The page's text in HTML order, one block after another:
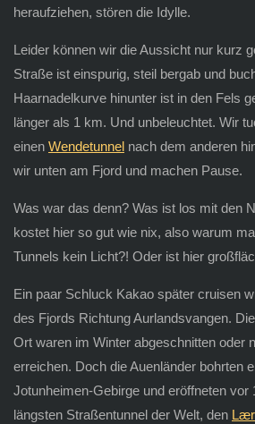
heraufziehen, stören die Idylle.
Leider können wir die Aussicht nur kurz
Straße ist einspurig, steil bergab und
Haarnadelkurve hinunter ist in den Fels
länger als 1 km. Und unbeleuchtet. Wir
einen Wendetunnelnach dem anderen
wir unten am Fjord und machen Pause.
Was war das denn? Was ist los mit den
kostet hier so gut wie nix, also warum
Tunnels kein Licht?! Oder ist hier
Ein paar Schluck Kakao später cruisen
des Fjords Richtung Aurlandsvangen.
Ort waren im Winter abgeschnitten oder
erreichen. Doch die Auenländer bohrten
Jotunheimen-Gebirge und eröffneten vor
längsten Straßentunnel der Welt, den